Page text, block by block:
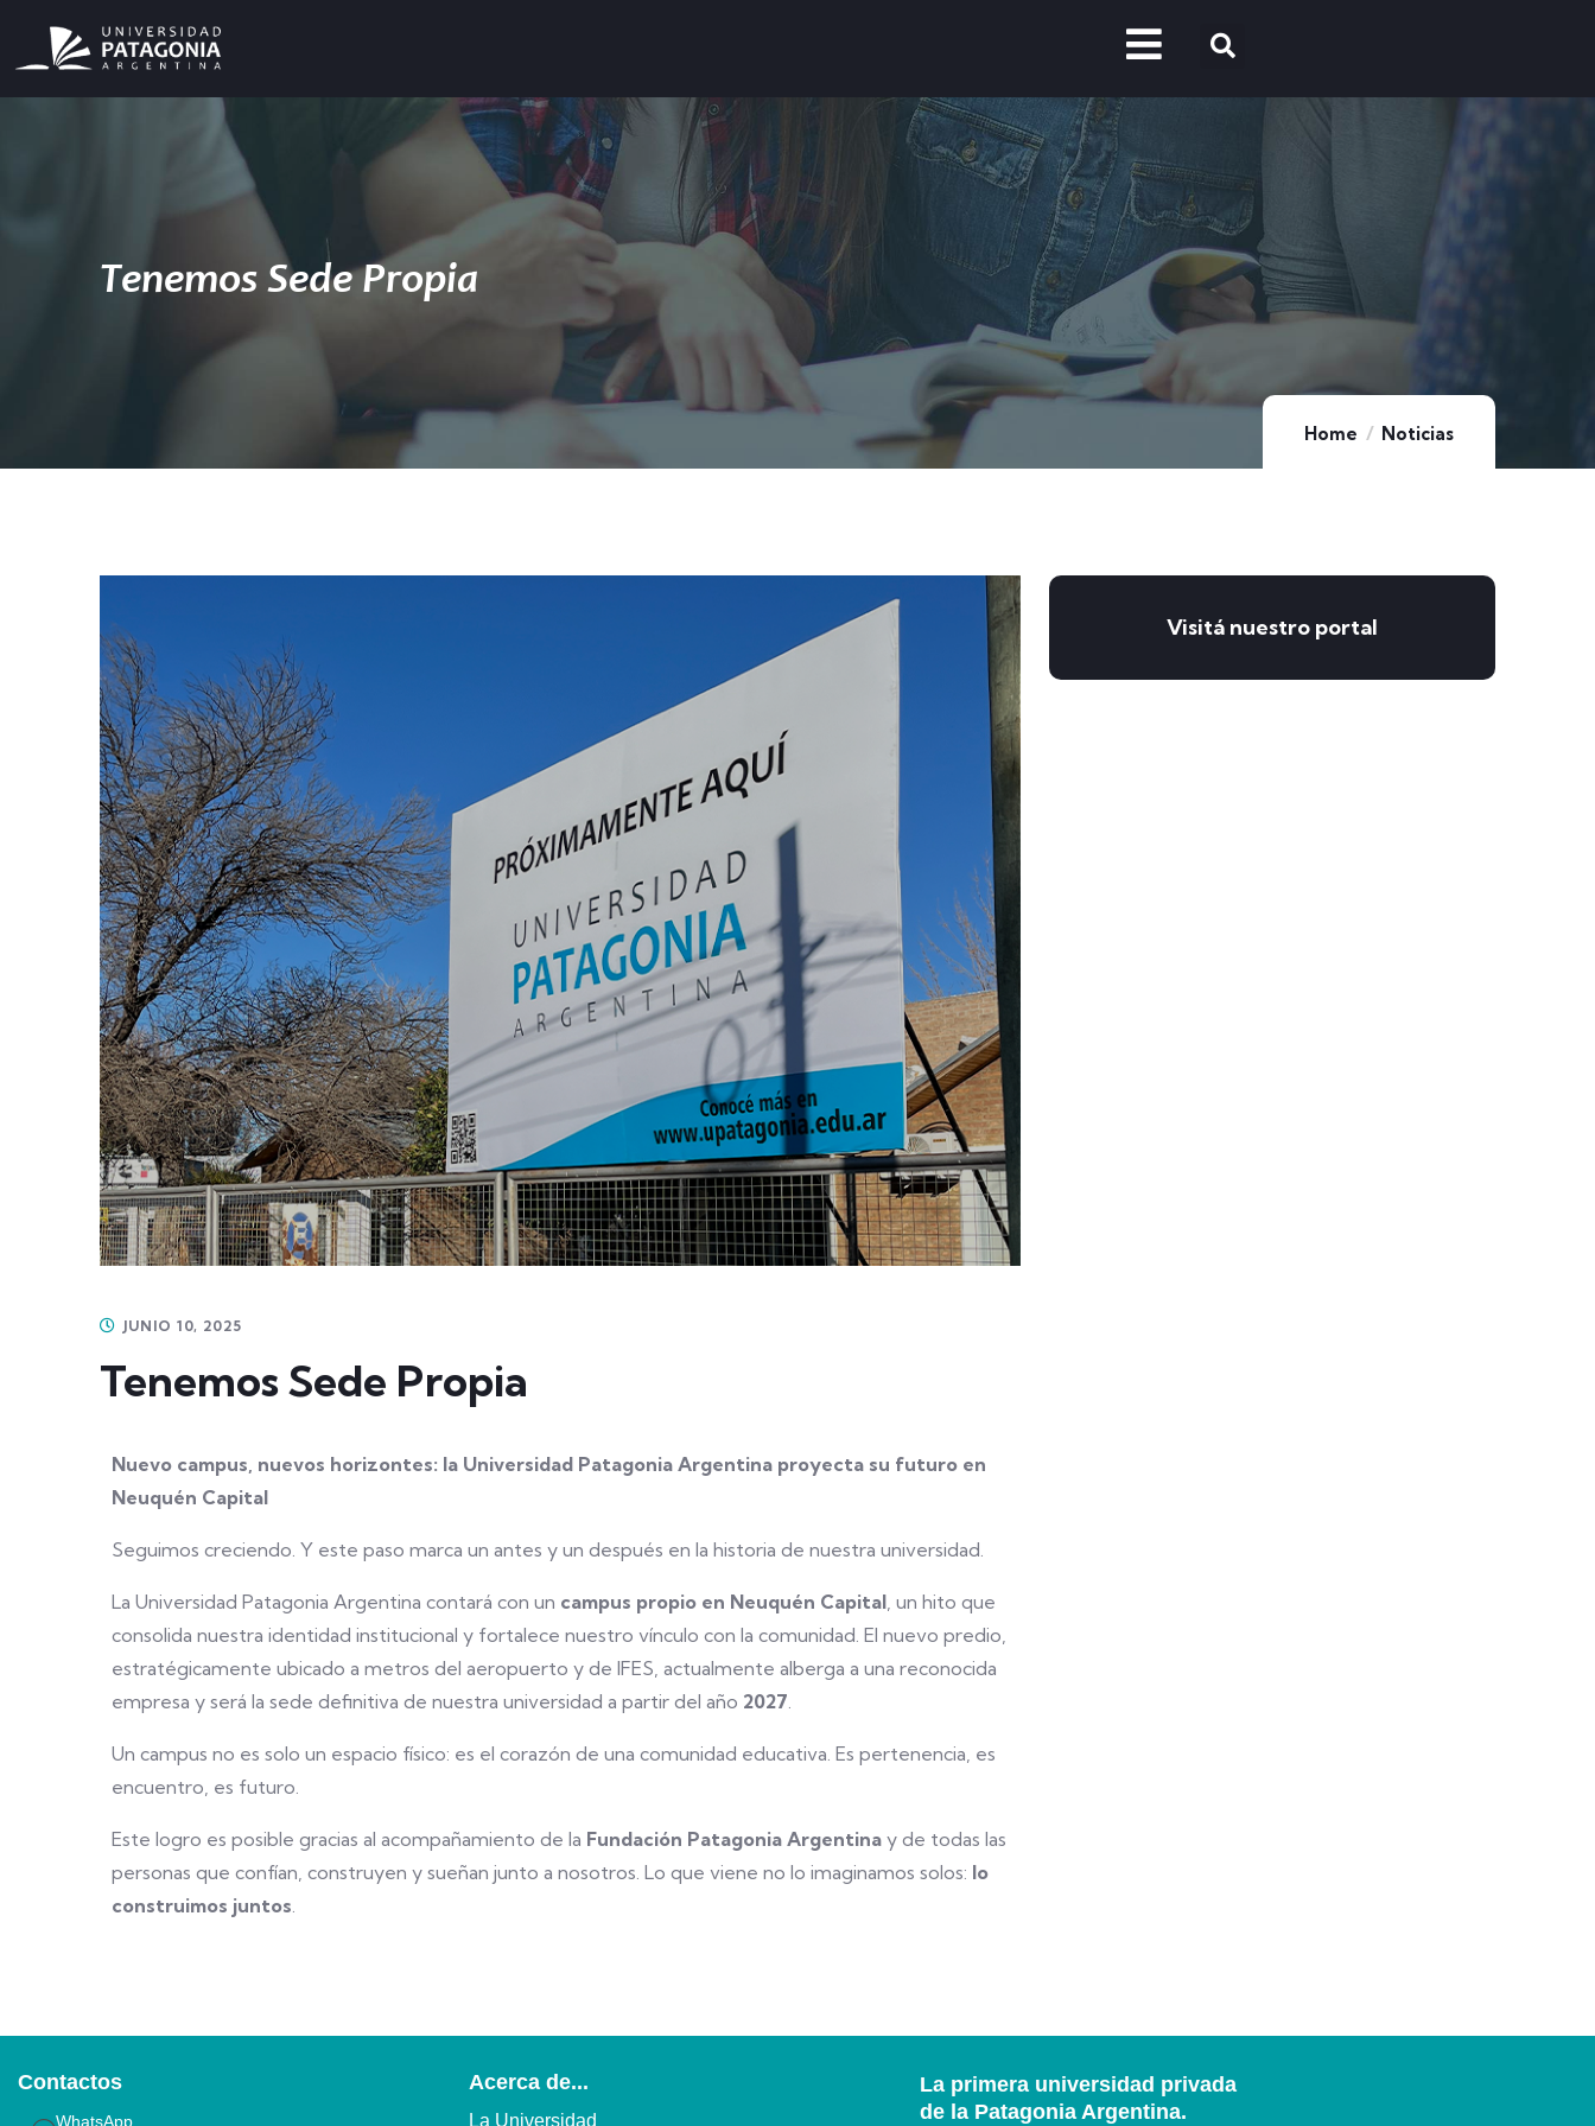
Tenemos Sede Propia
Home Noticias
JUNIO 10, 2025
Tenemos Sede Propia
Nuevo campus, nuevos horizontes: la Universidad Patagonia Argentina proyecta su futuro en
Neuquén Capital
Seguimos creciendo. Y este paso marca un antes y un después en la historia de nuestra universidad.
La Universidad Patagonia Argentina contará con un campus propio en Neuquén Capital, un hito que
consolida nuestra identidad institucional y fortalece nuestro vínculo con la comunidad. El nuevo predio,
estratégicamente ubicado a metros del aeropuerto y de IFES, actualmente alberga a una reconocida
empresa y será la sede definitiva de nuestra universidad a partir del año 2027.
Un campus no es solo un espacio físico: es el corazón de una comunidad educativa. Es pertenencia, es
encuentro, es futuro.
Este logro es posible gracias al acompañamiento de la Fundación Patagonia Argentina y de todas las
personas que confían, construyen y sueñan junto a nosotros. Lo que viene no lo imaginamos solos: lo
construimos juntos.
Visitá nuestro portal
Contactos
WhatsApp
Acerca de...
La Universidad
La primera universidad privada
de la Patagonia Argentina.